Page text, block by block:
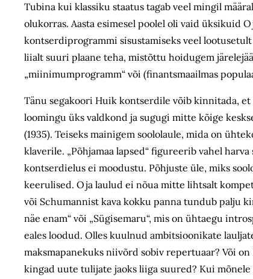
Tubina kui klassiku staatus tagab veel mingil
olukorras. Aasta esimesel poolel oli vaid üksikuid
kontserdi­programmi sisustamiseks veel
liialt suuri plaane teha, mistõttu hoidugem
„miinimumprogramm“ või (finantsmaailmas
Tänu segakoori Huik kontserdile võib kinnitada,
loomingu üks valdkond ja sugugi mitte kõige
(1935). Teiseks mainigem soololaule, mida on
klaverile. „Põhjamaa lapsed“ figureerib vahel
kontserdielus ei moodustu. Põhjuste üle, miks
keerulised. Oja laulud ei nõua mitte lihtsalt
või Schumannist kava kokku panna tundub palju
näe enam“ või „Sügisemaru“, mis on ühtaegu
eales loodud. Olles kuulnud ambitsioonikate
maksmapanekuks niivõrd sobiv repertuaar? Või
kingad uute tulijate jaoks liiga suured? Kui